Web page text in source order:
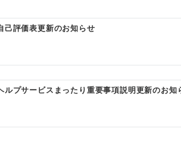
己評価表更新のお知らせ
ルプサービスまったり重要事項説明更新のお知